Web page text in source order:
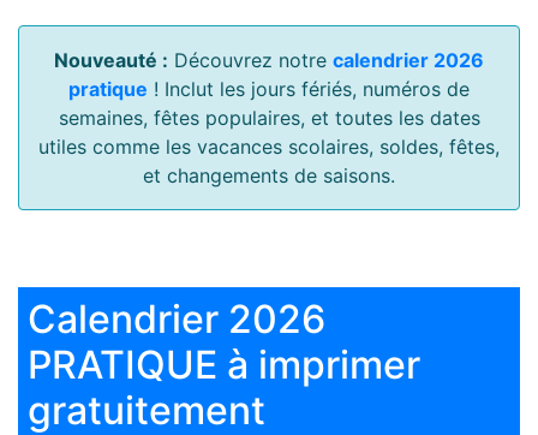
Nouveauté : Découvrez notre calendrier 2026
pratique ! Inclut les jours fériés, numéros de
semaines, fêtes populaires, et toutes les dates
utiles comme les vacances scolaires, soldes, fêtes,
et changements de saisons.
Calendrier 2026
PRATIQUE à imprimer
gratuitement